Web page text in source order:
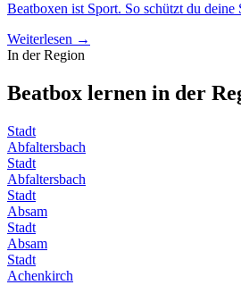
Beatboxen ist Sport. So schützt du deine
Weiterlesen →
In der Region
Beatbox lernen in der
Stadt
Abfaltersbach
Stadt
Abfaltersbach
Stadt
Absam
Stadt
Absam
Stadt
Achenkirch